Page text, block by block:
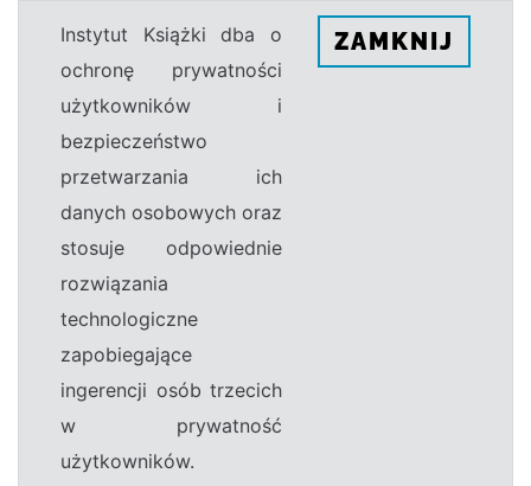
Instytut Książki dba o
ochronę prywatności
użytkowników i
bezpieczeństwo
przetwarzania ich
danych osobowych oraz
stosuje odpowiednie
rozwiązania
technologiczne
zapobiegające
ingerencji osób trzecich
w prywatność
użytkowników.
ZAMKNIJ